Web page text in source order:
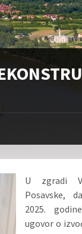
U zgradi
Posavske,
2025.
ugovor o